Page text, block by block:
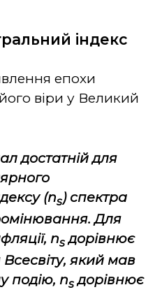
індекс
епохи
віри у Великий
достатній для
(ns) спектра
Для
ns дорівнює
який мав
подію, ns дорівнює